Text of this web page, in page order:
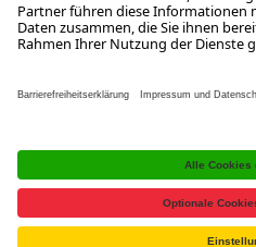
Gerne stehen wir Ihnen von